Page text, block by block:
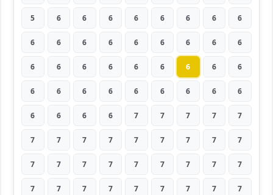
5 6 6 6 6 6 6 6 6
6 6 6 6 6 6 6 6 6
6 6 6 6 6 6 6 6 6
6 6 6 6 6 6 6 6 6
6 6 6 6 7 7 7 7 7
7 7 7 7 7 7 7 7 7
7 7 7 7 7 7 7 7 7
7 7 7 7 7 7 7 7 7